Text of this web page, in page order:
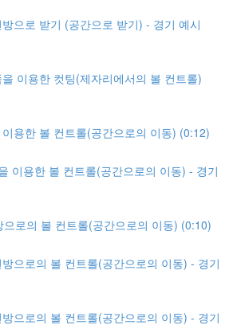
으로 받기 (공간으로 받기) - 경기 예시
이용한 컷팅(제자리에서의 볼 컨트롤)
용한 볼 컨트롤(공간으로의 이동) (0:12)
이용한 볼 컨트롤(공간으로의 이동) - 경기
로의 볼 컨트롤(공간으로의 이동) (0:10)
으로의 볼 컨트롤(공간으로의 이동) - 경기
으로의 볼 컨트롤(공간으로의 이동) - 경기